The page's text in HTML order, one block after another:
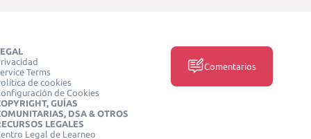
Terms
de cookies
de Cookies
GUÍAS
DSA & OTROS
LEGALES
Legal de Learneo
Comentarios